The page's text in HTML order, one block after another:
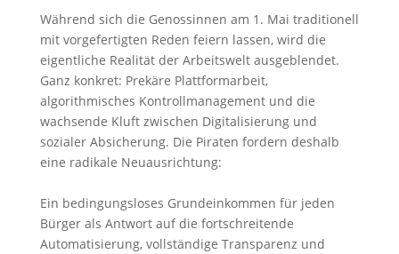
Während sich die Genossinnen am 1. Mai traditionell
mit vorgefertigten Reden feiern lassen, wird die
eigentliche Realität der Arbeitswelt ausgeblendet.
Ganz konkret: Prekäre Plattformarbeit,
algorithmisches Kontrollmanagement und die
wachsende Kluft zwischen Digitalisierung und
sozialer Absicherung. Die Piraten fordern deshalb
eine radikale Neuausrichtung:
Ein bedingungsloses Grundeinkommen für jeden
Bürger als Antwort auf die fortschreitende
Automatisierung, vollständige Transparenz und